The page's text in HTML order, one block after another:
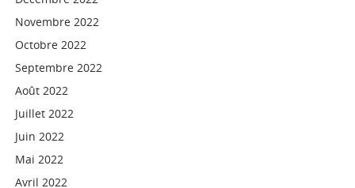
Novembre 2022
Octobre 2022
Septembre 2022
Août 2022
Juillet 2022
Juin 2022
Mai 2022
Avril 2022